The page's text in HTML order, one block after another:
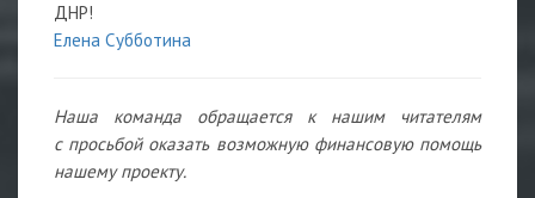
ДНР!
Елена Субботина
Наша команда обращается к нашим читателям
с просьбой оказать возможную финансовую помощь
нашему проекту.